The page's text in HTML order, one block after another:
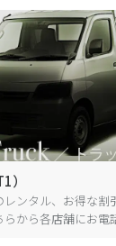
）
レンタル、お得な
から各店舗にお電